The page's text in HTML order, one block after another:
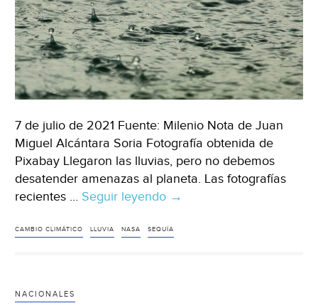
global)
7 de julio de 2021 Fuente: Milenio Nota de Juan
Miguel Alcántara Soria Fotografía obtenida de
Pixabay Llegaron las lluvias, pero no debemos
desatender amenazas al planeta. Las fotografías
recientes … Seguir leyendo México
Amenazas
→
CAMBIO CLIMÁTICO LLUVIA NASA SEQUÍA
NACIONALES